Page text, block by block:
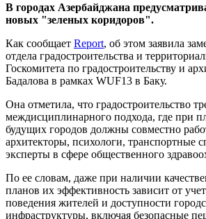
В городах Азербайджана
новых "зеленых коридоров".
Как сообщает Report, об этом заявила
отдела градостроительства и
Госкомитета по градостроительству и
Бадалова в рамках WUF13 в Баку.
Она отметила, что градостроительство
междисциплинарного подхода, где при
будущих городов должны совместно
архитекторы, психологи, транспортные
эксперты в сфере общественного
По ее словам, даже при наличии
планов их эффективность зависит от
поведения жителей и доступности
инфраструктуры, включая безопасные